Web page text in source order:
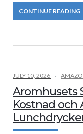
CONTINUE READING
JULY 10, 2026
Aromhusets
Kostnad och